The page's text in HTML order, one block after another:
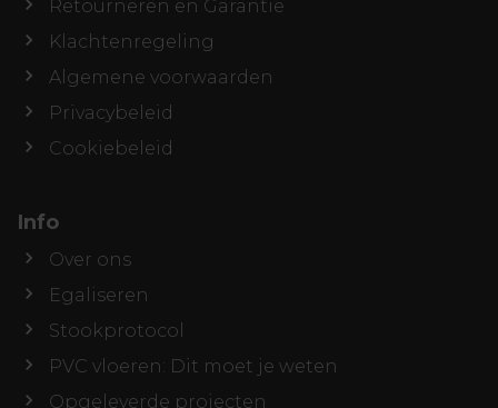
Retourneren en Garantie
Klachtenregeling
Algemene voorwaarden
Privacybeleid
Cookiebeleid
Info
Over ons
Egaliseren
Stookprotocol
PVC vloeren: Dit moet je weten
Opgeleverde projecten